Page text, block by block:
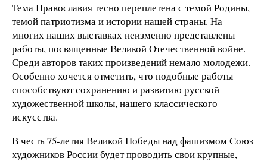
Тема Православия тесно переплетена с темой Родины,
темой патриотизма и истории нашей страны. На
многих наших выставках неизменно представлены
работы, посвященные Великой Отечественной войне.
Среди авторов таких произведений немало молодежи.
Особенно хочется отметить, что подобные работы
способствуют сохранению и развитию русской
художественной школы, нашего классического
искусства.
В честь 75-летия Великой Победы над фашизмом Союз
художников России будет проводить свои крупные,